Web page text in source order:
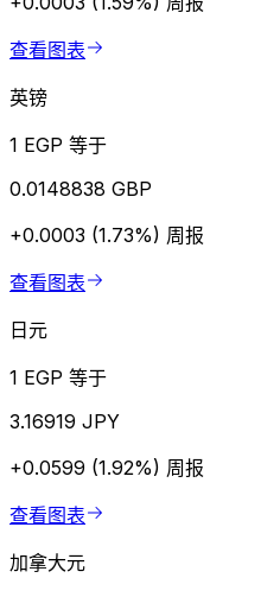
查看图表
英镑
1 EGP 等于
0.0148838 GBP
+0.0003 (1.73%) 周报
查看图表
日元
1 EGP 等于
3.16919 JPY
+0.0599 (1.92%) 周报
查看图表
加拿大元